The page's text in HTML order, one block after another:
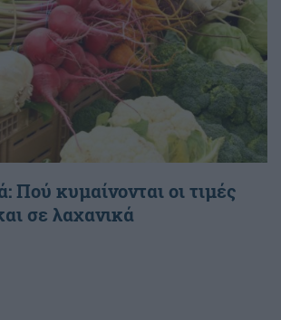
Πού κυμαίνονται οι τιμές
σε λαχανικά